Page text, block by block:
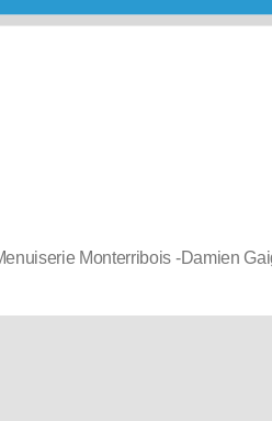
Monterribois -Damien